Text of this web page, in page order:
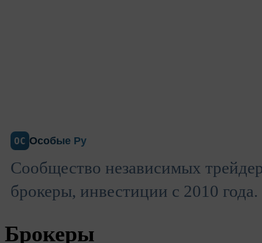
ОС Особые Ру
Сообщество независимых
брокеры, инвестиции с 2010 года.
Брокеры